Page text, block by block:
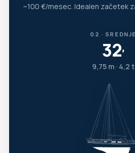
~100 €/mesec. Idealen začetek
02 · SREDNJE
32′
9,75 m · 4,2 t